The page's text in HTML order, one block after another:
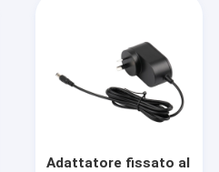
di CA
di potere di modo
Adattatore fissato al